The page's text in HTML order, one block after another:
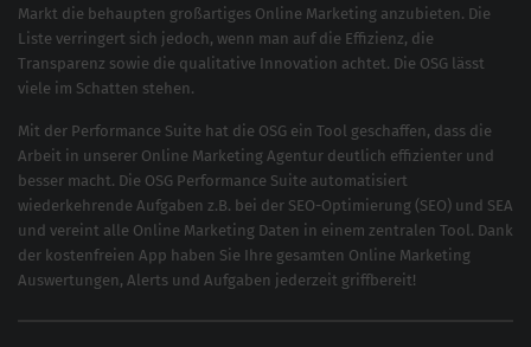
Markt die behaupten großartiges Online Marketing anzubieten. Die
Liste verringert sich jedoch, wenn man auf die Effizienz, die
Transparenz sowie die qualitative Innovation achtet. Die OSG lässt
viele im Schatten stehen.
Mit der Performance Suite hat die OSG ein Tool geschaffen, dass die
Arbeit in unserer Online Marketing Agentur deutlich effizienter und
besser macht. Die OSG Performance Suite automatisiert
wiederkehrende Aufgaben z.B. bei der SEO-Optimierung (SEO) und SEA
und vereint alle Online Marketing Daten in einem zentralen Tool. Dank
der kostenfreien App haben Sie Ihre gesamten Online Marketing
Auswertungen, Alerts und Aufgaben jederzeit griffbereit!